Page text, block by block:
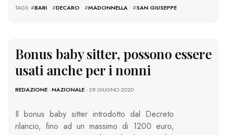
TAGS: #BARI #DECARO #MADONNELLA #SAN GIUSEPPE
Bonus baby sitter, possono essere
usati anche per i nonni
REDAZIONE-NAZIONALE- 28 GIUGNO 2020
Il bonus baby sitter introdotto dal Decreto
rilancio, fino ad un massimo di 1200 euro,